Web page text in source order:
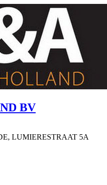
BV
LUMIERESTRAAT 5A